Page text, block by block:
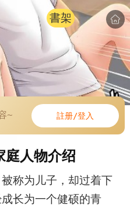
書架
~ 註册/登入
庭人物介绍
称为儿子，却过着下
长为一个健硕的青